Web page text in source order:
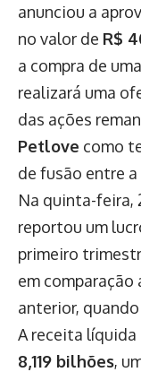
anunciou a
no valor de R$
a compra de
realizará uma
das ações
Petlove como
de fusão entre a
Na quinta-feira,
reportou um
primeiro
em comparação
anterior,
A receita líquida
8,119 bilhões,